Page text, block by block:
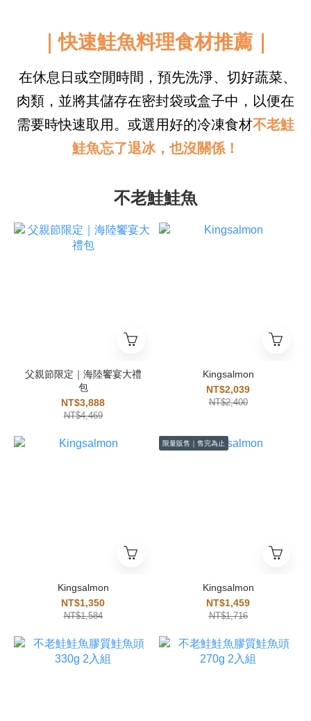
｜快速鮭魚料理食材推薦｜
在休息日或空閒時間，預先洗淨、切好蔬菜、
肉類，並將其儲存在密封袋或盒子中，以便在
需要時快速取用。 或選用好的冷凍食材不老鮭
鮭魚忘了退冰，也沒關係！
不老鮭鮭魚
父親節限定｜海陸饗宴大禮
包
NT$3,888
NT$4,469
Kingsalmon
NT$2,039
NT$2,400
Kingsalmon
NT$1,350
NT$1,584
限量販售｜售完為止
Kingsalmon
NT$1,459
NT$1,716